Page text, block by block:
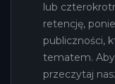
lub
retencję,
publiczności,
tematem.
przeczytaj